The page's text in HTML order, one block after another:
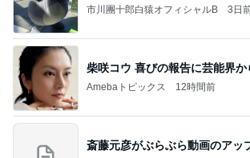
市川團十郎白猿オフィシャルB 3日
柴咲コウ 喜びの報告に芸能界か
Amebaトピックス 12時間前
斎藤元彦がぶらぶら動画のアッ